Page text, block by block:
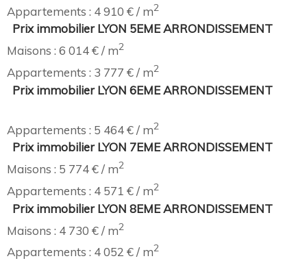
Appartements : 4 910 € / m2
Prix immobilier LYON 5EME ARRONDISSEMENT
Maisons : 6 014 € / m2
Appartements : 3 777 € / m2
Prix immobilier LYON 6EME ARRONDISSEMENT
Appartements : 5 464 € / m2
Prix immobilier LYON 7EME ARRONDISSEMENT
Maisons : 5 774 € / m2
Appartements : 4 571 € / m2
Prix immobilier LYON 8EME ARRONDISSEMENT
Maisons : 4 730 € / m2
Appartements : 4 052 € / m2